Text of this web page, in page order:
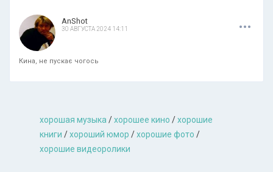
AnShot
30 АВГУСТА 2024 14:11 ...
Кина, не пускає чогось
хорошая музыкa /хорошее кино /хорошие
книги /хороший юмор /хорошие фото /
хорошие видеоролики